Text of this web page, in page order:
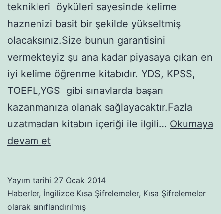
teknikleri öyküleri sayesinde kelime
haznenizi basit bir şekilde yükseltmiş
olacaksınız.Size bunun garantisini
vermekteyiz şu ana kadar piyasaya çıkan en
iyi kelime öğrenme kitabıdır. YDS, KPSS,
TOEFL,YGS gibi sınavlarda başarı
kazanmanıza olanak sağlayacaktır.Fazla
uzatmadan kitabın içeriği ile ilgili… Okumaya
devam etHafıza
İngilizce
Kelimeler
Yayım tarihi 27 Ocak 2014
Haberler, İngilizce Kısa Şifrelemeler, Kısa Şifrelemeler
olarak sınıflandırılmış